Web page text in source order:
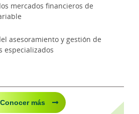
mercados financieros de
asesoramiento y gestión de
especializados
Conocer más